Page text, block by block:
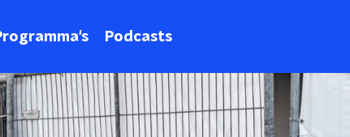
Podcasts